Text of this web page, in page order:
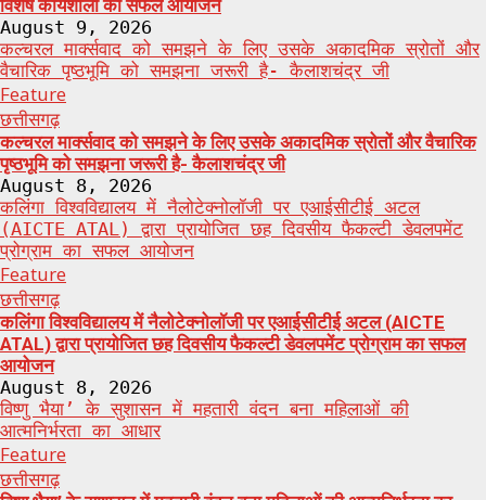
विशेष कार्यशाला का सफल आयोजन
August 9, 2026
कल्चरल मार्क्सवाद को समझने के लिए उसके अकादमिक स्रोतों और
वैचारिक पृष्ठभूमि को समझना जरूरी है- कैलाशचंद्र जी
Feature
छत्तीसगढ़
कल्चरल मार्क्सवाद को समझने के लिए उसके अकादमिक स्रोतों और वैचारिक
पृष्ठभूमि को समझना जरूरी है- कैलाशचंद्र जी
August 8, 2026
कलिंगा विश्वविद्यालय में नैलोटेक्नोलॉजी पर एआईसीटीई अटल
(AICTE ATAL) द्वारा प्रायोजित छह दिवसीय फैकल्टी डेवलपमेंट
प्रोग्राम का सफल आयोजन
Feature
छत्तीसगढ़
कलिंगा विश्वविद्यालय में नैलोटेक्नोलॉजी पर एआईसीटीई अटल (AICTE
ATAL) द्वारा प्रायोजित छह दिवसीय फैकल्टी डेवलपमेंट प्रोग्राम का सफल
आयोजन
August 8, 2026
विष्णु भैया’ के सुशासन में महतारी वंदन बना महिलाओं की
आत्मनिर्भरता का आधार
Feature
छत्तीसगढ़